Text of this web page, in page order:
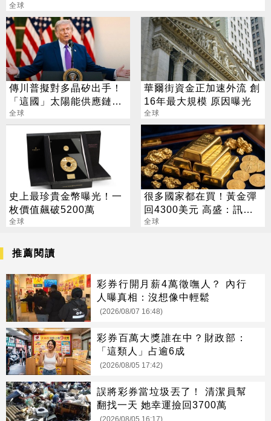
全球
傳川普擬對多晶矽出手！
「這國」太陽能供應鏈恐
遭重擊
全球
華爾街資金正加速外流 創
16年最大規模 原因曝光
全球
史上最珍貴金幣曝光！一
枚價值飆破5200萬
全球
很多國家都在買！黃金彈
回4300美元 高盛：訊號
來了
全球
推薦閱讀
彩券行開月薪4萬徵嘸人？ 內行
人曝真相：沒想像中輕鬆
(2026/08/07 16:48)
彩券百萬大獎誰在中？財政部：
「這類人」占逾6成
(2026/08/05 17:42)
誤將彩券當垃圾丟了！ 清潔員幫
翻找一天 她幸運撿回3700萬
(2026/08/05 16:17)